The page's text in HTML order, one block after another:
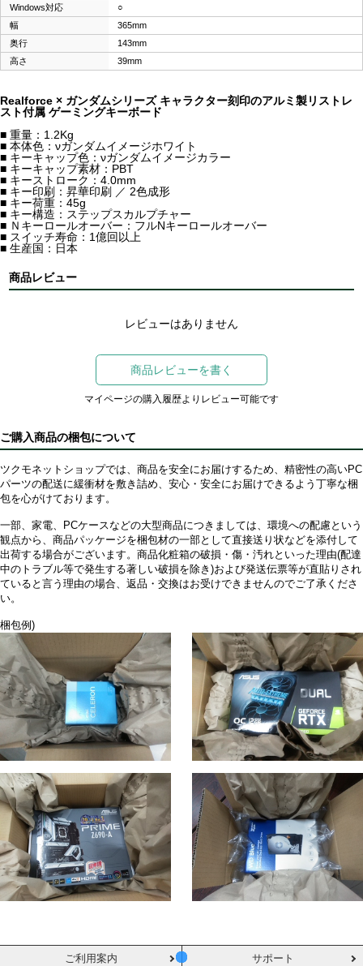
Windows対応
○
幅
365mm
奥行
143mm
高さ
39mm
Realforce × ガンダムシリーズ キャラクター刻印のアルミ製リストレ
スト付属 ゲーミングキーボード
■ 重量：1.2Kg
■ 本体色：νガンダムイメージホワイト
■ キーキャップ色：νガンダムイメージカラー
■ キーキャップ素材：PBT
■ キーストローク：4.0mm
■ キー印刷：昇華印刷 ／ 2色成形
■ キー荷重：45g
■ キー構造：ステップスカルプチャー
■ Ｎキーロールオーバー：フルNキーロールオーバー
■ スイッチ寿命：1億回以上
■ 生産国：日本
商品レビュー
レビューはありません
商品レビューを書く
マイページの購入履歴よりレビュー可能です
ご購入商品の梱包について
ツクモネットショップでは、商品を安全にお届けするため、精密性の高いPC
パーツの配送に緩衝材を敷き詰め、安心・安全にお届けできるよう丁寧な梱
包を心がけております。
一部、家電、PCケースなどの大型商品につきましては、環境への配慮という
観点から、商品パッケージを梱包材の一部として直接送り状などを添付して
出荷する場合がございます。商品化粧箱の破損・傷・汚れといった理由(配達
中のトラブル等で発生する著しい破損を除き)および発送伝票等が直貼りされ
ていると言う理由の場合、返品・交換はお受けできませんのでご了承くださ
い。
梱包例)
ご利用案内 サポート